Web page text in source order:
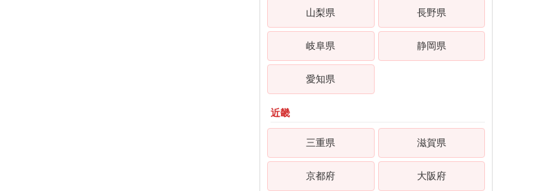
山梨県 長野県
岐阜県 静岡県
愛知県
近畿
三重県 滋賀県
京都府 大阪府